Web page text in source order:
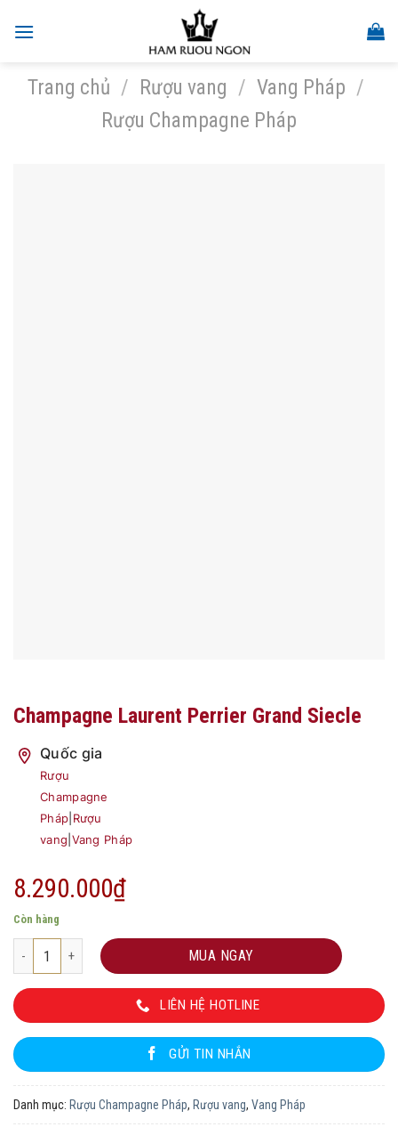
Trang chủ / Rượu vang / Vang Pháp /
Rượu Champagne Pháp
Champagne Laurent Perrier Grand Siecle
Quốc gia
Rượu
Champagne
Pháp Rượu
vang Vang Pháp
8.290.000₫
Còn hàng
Champagne Laurent Perrier Grand Siecle số lượng
MUA NGAY
LIÊN HỆ HOTLINE
GỬI TIN NHẮN
Danh mục: Rượu Champagne Pháp, Rượu vang, Vang Pháp